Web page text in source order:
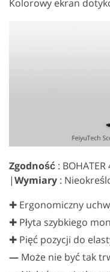
Kolorowy ekran
Zgodność :
|Wymiary :
✚ Ergonomiczny
✚ Płyta szybkiego
✚ Pięć pozycji do
— Może nie być tak